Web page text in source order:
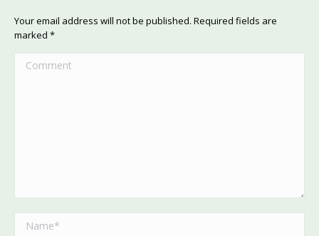
Your email address will not be published. Required fields are
marked *
Comment
Name *